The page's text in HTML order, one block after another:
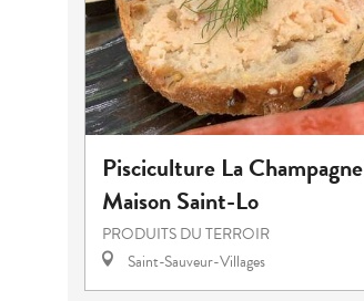
Pisciculture La
Maison Saint-Lo
PRODUITS DU TERROIR
Saint-Sauveur-Villages